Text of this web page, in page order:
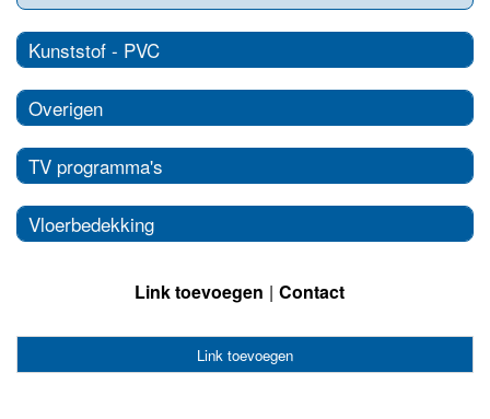
Kunststof - PVC
Overigen
TV programma's
Vloerbedekking
Link toevoegen Contact
Link toevoegen